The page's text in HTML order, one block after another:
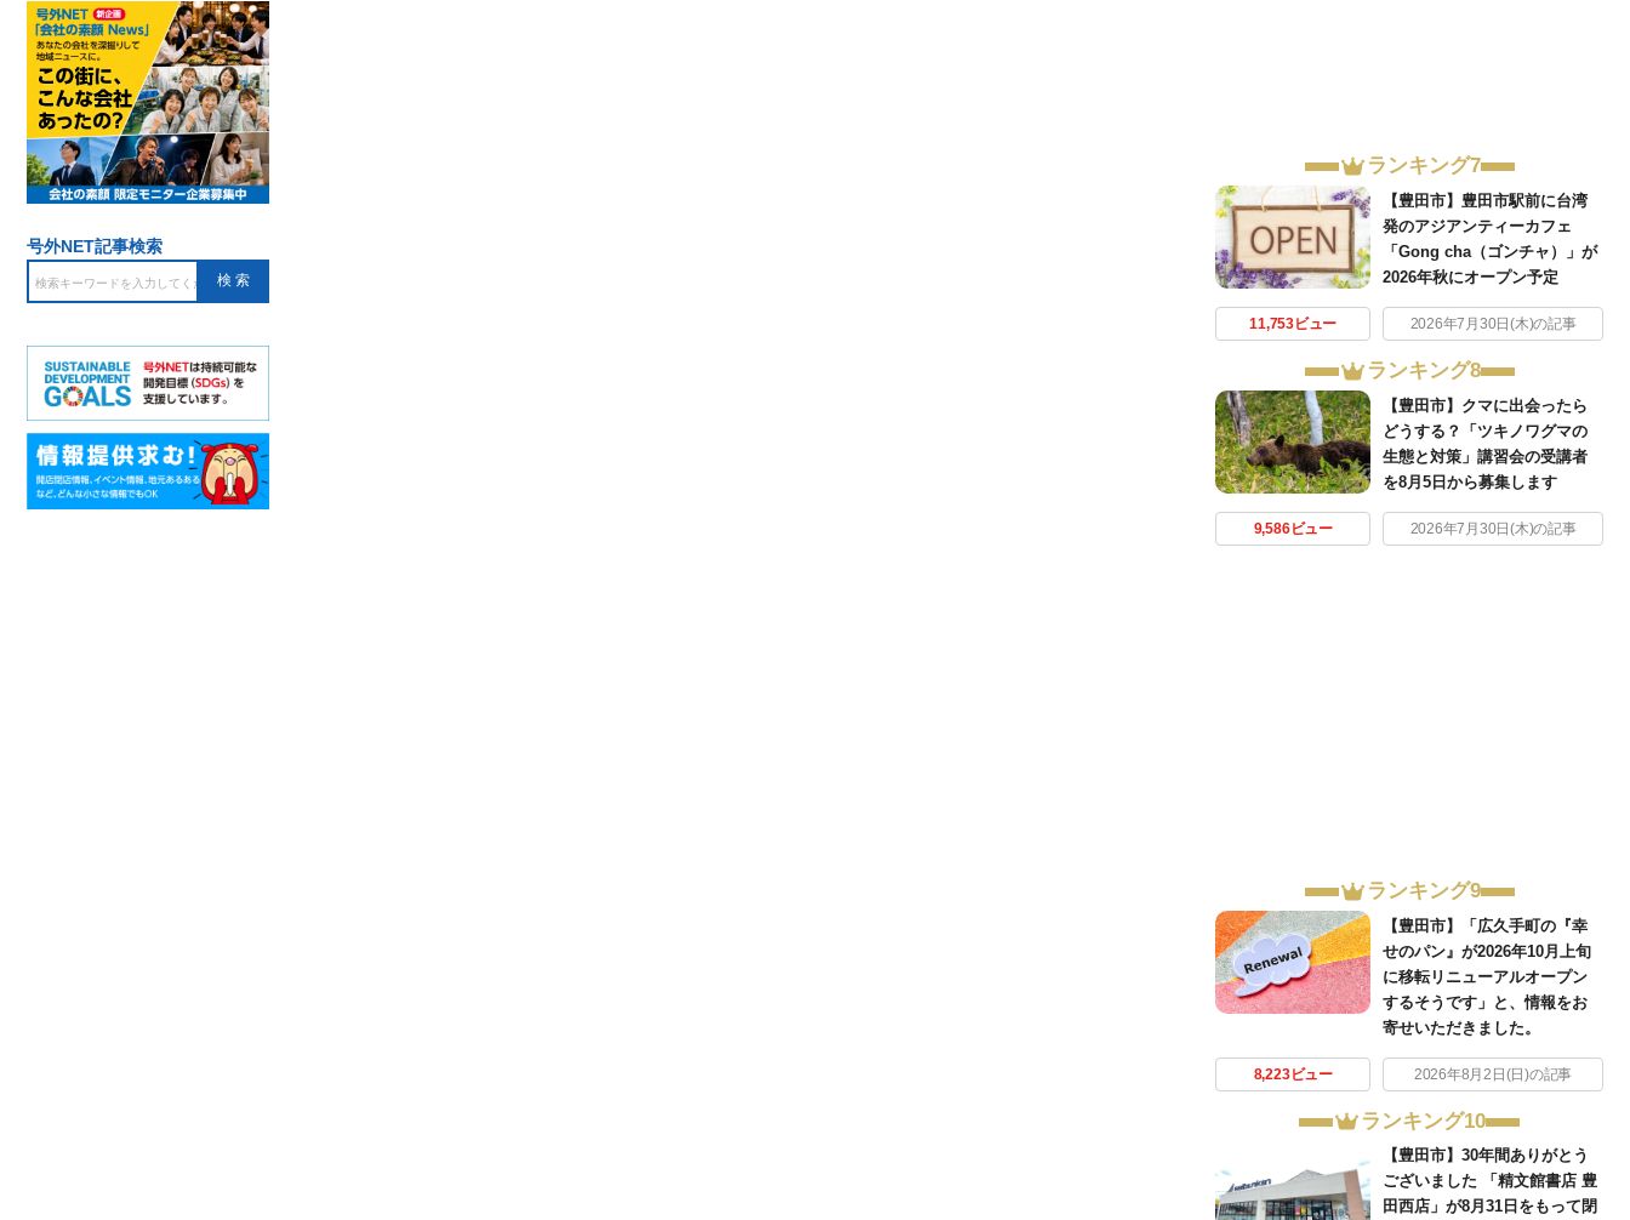
ランキング7
【豊田市】豊田市駅前に台湾
発のアジアンティーカフェ
「Gong cha（ゴンチャ）」が
2026年秋にオープン予定
11,753ビュー 2026年7月30日(木)の記事
ランキング8
【豊田市】クマに出会ったら
どうする？「ツキノワグマの
生態と対策」講習会の受講者
を8月5日から募集します
9,586ビュー 2026年7月30日(木)の記事
ランキング9
【豊田市】「広久手町の『幸
せのパン』が2026年10月上旬
に移転リニューアルオープン
するそうです」と、情報をお
寄せいただきました。
8,223ビュー 2026年8月2日(日)の記事
ランキング10
【豊田市】30年間ありがとう
ございました 「精文館書店 豊
田西店」が8月31日をもって閉
号外NET記事検索